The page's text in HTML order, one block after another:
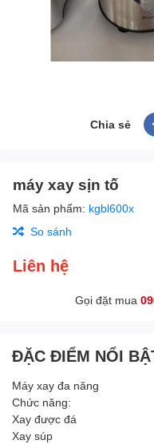
Chia sẻ
máy xay sịn tố
Mã sản phẩm: kgbl600x
So sánh
Liên hệ
Gọi đặt mua
ĐẶC ĐIỂM NỔI
Máy xay đa năng
Chức năng:
Xay được đá
Xay súp